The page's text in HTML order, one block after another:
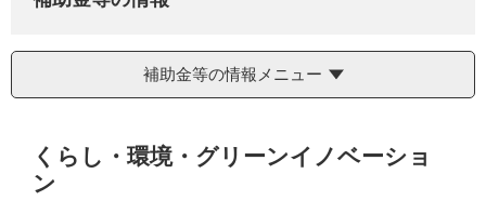
補助金等の情報メニュー
くらし・環境・グリーンイノベーショ
ン